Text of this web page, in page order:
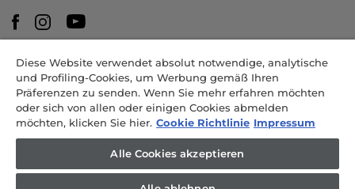
CANDY HOOVER GROUP S.r.I. - mit Alleingesellschafter -
RECHTSSITZ: Via Comolli 57 - 20861 Brugherio (MB) - Italien -
VERWALTUNGSSITZE: Via Privata Eden Fumagalli snc - 20861
Brugherio (MB) und Via Trento 20/A-22 - 20871 Vimercate (MB) -
35.000.000,00 EUR voll eingezahlt - Steuernr. und Nr. der Eintragung
im Handelsregister Mailand-Monza-Brianza-Lodi 04666310158 - USt-
Diese Website verwendet absolut notwendige, analytische
und Profiling-Cookies, um Werbung gemäß Ihren
Präferenzen zu senden. Wenn Sie mehr erfahren möchten
oder sich von allen oder einigen Cookies abmelden
möchten, klicken Sie hier. Cookie Richtlinie Impressum
Alle Cookies akzeptieren